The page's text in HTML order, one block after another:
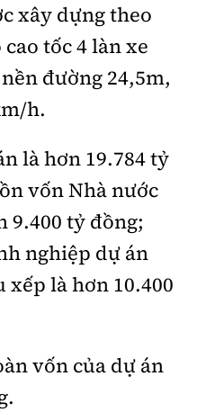
xây dựng theo
tốc 4 làn xe
đường 24,5m,
h.
là hơn 19.784 tỷ
vốn Nhà nước
9.400 tỷ đồng;
nghiệp dự án
là hơn 10.400
vốn của dự án